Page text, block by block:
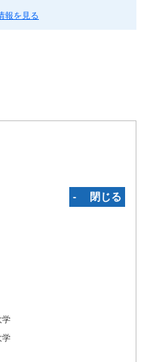
報を見る
‐ 閉じる
学
学